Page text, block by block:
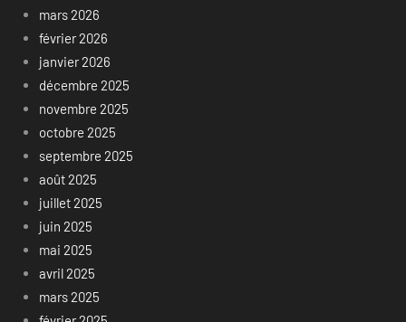
mars 2026
février 2026
janvier 2026
décembre 2025
novembre 2025
octobre 2025
septembre 2025
août 2025
juillet 2025
juin 2025
mai 2025
avril 2025
mars 2025